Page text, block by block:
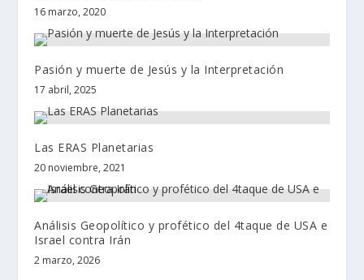
16 marzo, 2020
Pasión y muerte de Jesús y la Interpretación
17 abril, 2025
Las ERAS Planetarias
20 noviembre, 2021
Análisis Geopolítico y profético del 4taque de USA e
Israel contra Irán
2 marzo, 2026